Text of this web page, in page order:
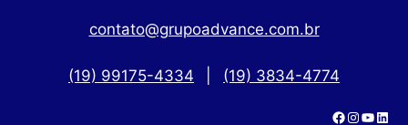
contato@grupoadvance.com.br
(19) 99175-4334 (19) 3834-4774